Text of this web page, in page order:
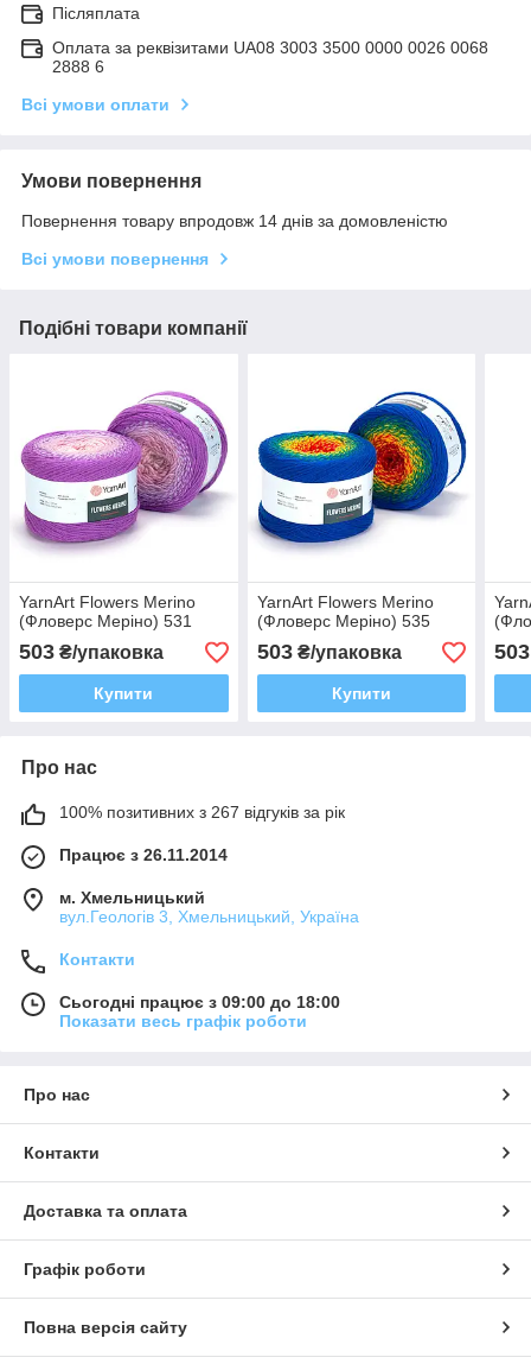
Післяплата
Оплата за реквізитами UA08 3003 3500 0000 0026 0068
2888 6
Всі умови оплати
Умови повернення
Повернення товару впродовж 14 днів за домовленістю
Всі умови повернення
Подібні товари компанії
YarnArt Flowers Merino
(Фловерс Меріно) 531
503 ₴/упаковка
Купити
YarnArt Flowers Merino
(Фловерс Меріно) 535
503₴/упаковка
Купити
503
Про нас
100% позитивних з 267 відгуків за рік
Працює з 26.11.2014
м. Хмельницький
вул.Геологів 3, Хмельницький, Україна
Контакти
Сьогодні працює з 09:00 до 18:00
Показати весь графік роботи
Про нас
Контакти
Доставка та оплата
Графік роботи
Повна версія сайту